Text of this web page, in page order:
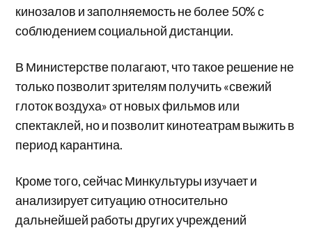
кинозалов и заполняемость не более 50% с
соблюдением социальной дистанции.
В Министерстве полагают, что такое решение не
только позволит зрителям получить «свежий
глоток воздуха» от новых фильмов или
спектаклей, но и позволит кинотеатрам выжить в
период карантина.
Кроме того, сейчас Минкультуры изучает и
анализирует ситуацию относительно
дальнейшей работы других учреждений